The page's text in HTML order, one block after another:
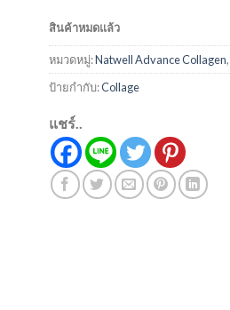
สินค้าหมดแล้ว
หมวดหมู่:Natwell Advance Collagen,
ป้ายกำกับ:Collage
แชร์..